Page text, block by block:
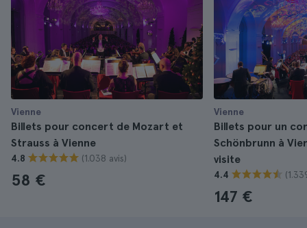
Vienne
Billets pour concert de Mozart et
Strauss à Vienne
4.8 (1.038 avis)
58 €
Vienne
Billets pour un
Schönbrunn à
visite
4.4
147 €